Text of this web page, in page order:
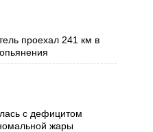
проехал 241 км в
с дефицитом
жары